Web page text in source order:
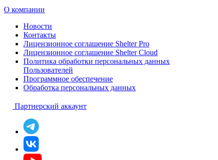
О компании
Новости
Контакты
Лицензионное соглашение Shelter Pro
Лицензионное соглашение Shelter Cloud
Политика обработки персональных данных
Пользователей
Программное обеспечение
Обработка персональных данных
Партнерский аккаунт